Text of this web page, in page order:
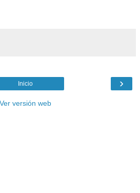
›
Inicio
Ver versión web